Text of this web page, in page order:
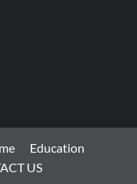
Education
US